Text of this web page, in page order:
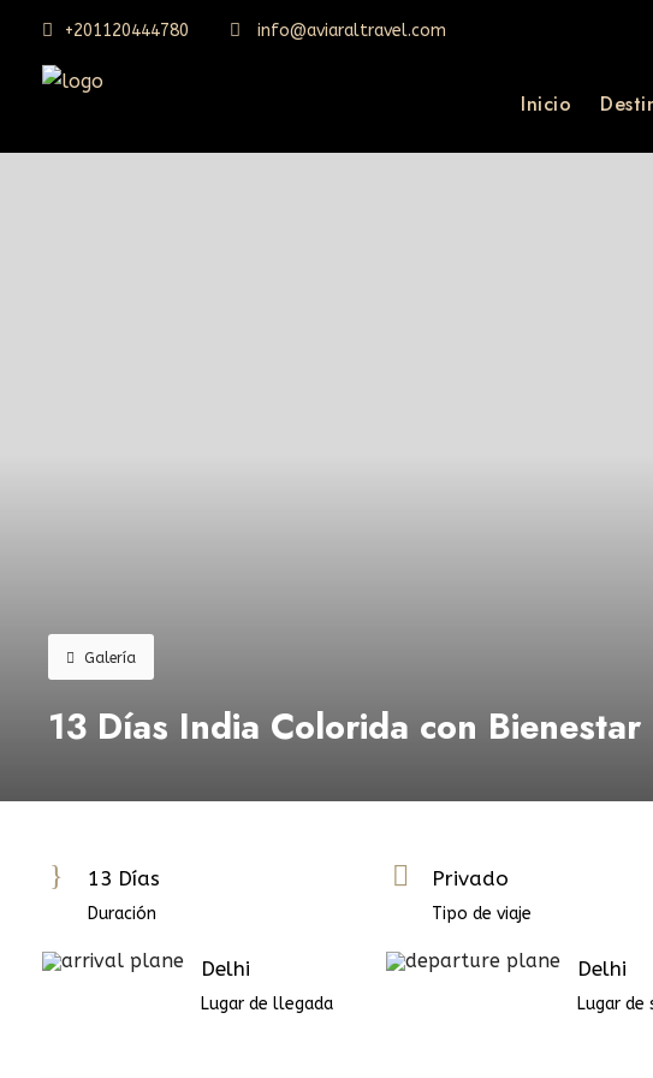
+201120444780 info@aviaraltravel.com
Inicio
Galería
13 Días India Colorida con Bienestar
13 Días
Duración
Privado
Tipo de viaje
Delhi
Lugar de llegada
Delhi
Lugar de